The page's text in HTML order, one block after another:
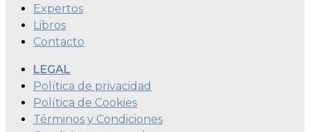
Expertos
Libros
Contacto
LEGAL
Política de privacidad
Política de Cookies
Términos y Condiciones